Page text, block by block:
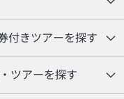
付きツアーを探す
ツアーを探す